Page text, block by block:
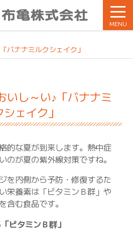
MENU
バナナミルクシェイク」
いし～い♪「バナナミ
ェイク」
的な夏が到来します。熱中症
のが夏の紫外線対策ですね。
を内側から予防・修復するた
栄養素は「ビタミンＢ群」や
含む食品です。
ビタミンＢ群」